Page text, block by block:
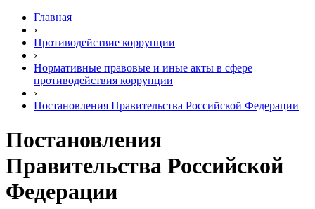
Главная
›
Противодействие коррупции
›
Нормативные правовые и иные акты в сфере
противодействия коррупции
›
Постановления Правительства Российской Федерации
Постановления
Правительства Российской
Федерации